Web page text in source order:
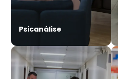
Psicanálise